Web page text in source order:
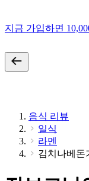
지금 가입하면
음식 리뷰
일식
라멘
김치나베돈